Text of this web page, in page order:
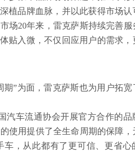
植品牌血脉，并以此获得市场认
场20年来，雷克萨斯持续完善服
贴入微，不仅回应用户的需求，
期”为面，雷克萨斯也为用户拓宽
汽车流通协会开展官方合作的
使用提供了全生命周期的保障，
，从此都有了更可信、更省心